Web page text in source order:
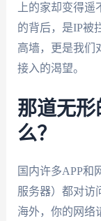
上的家却变得
的背后，是IP被
高墙，更是我们
接入的渴望。
那道无形
么？
国内许多APP和
服务器）都对访
海外，你的网络